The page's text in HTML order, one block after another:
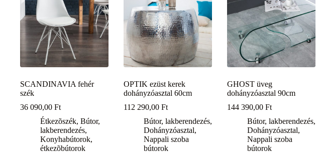
SCANDINAVIA fehér
szék
36 090,00 Ft
Étkezõszék, Bútor,
lakberendezés,
Konyhabútorok,
étkezõbútorok
OPTIK ezüst kerek
dohányzóasztal 60cm
112 290,00Ft
Bútor, lakberendezés,
Dohányzóasztal,
Nappali szoba
bútorok
GHOST üveg
dohányzóasztal 90cm
144 390,00Ft
Bútor, lakberendezés,
Dohányzóasztal,
Nappali szoba
bútorok